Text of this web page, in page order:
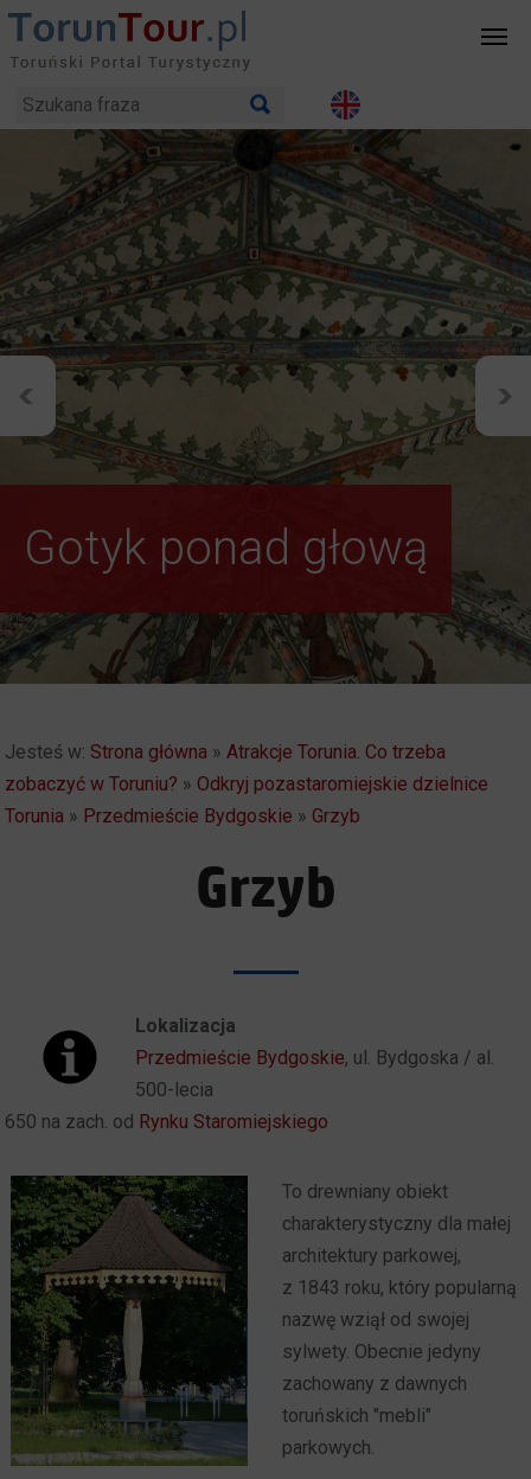
Gotyk ponad głową
Weekendowe
Zwiedzanie Torunia
Jesteś w: Strona główna »Atrakcje Torunia. Co trzeba
zobaczyć w Toruniu? » Odkryj pozastaromiejskie dzielnice
Torunia » Przedmieście Bydgoskie » Grzyb
Grzyb
Lokalizacja
Przedmieście Bydgoskie, ul. Bydgoska / al.
500-lecia
650 na zach. od Rynku Staromiejskiego
To drewniany obiekt
charakterystyczny dla małej
architektury parkowej,
z 1843 roku, który popularną
nazwę wziął od swojej
sylwety. Obecnie jedyny
zachowany z dawnych
toruńskich "mebli"
parkowych.